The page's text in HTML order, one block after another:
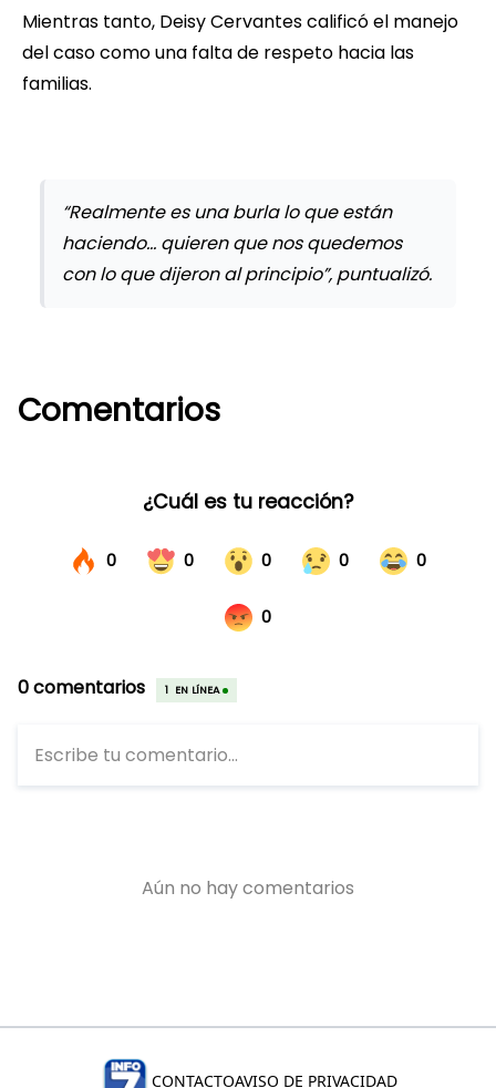
Mientras tanto, Deisy Cervantes calificó el manejo
del caso como una falta de respeto hacia las
familias.
“Realmente es una burla lo que están
haciendo… quieren que nos quedemos
con lo que dijeron al principio”, puntualizó.
Comentarios
CONTACTOAVISO DE PRIVACIDAD